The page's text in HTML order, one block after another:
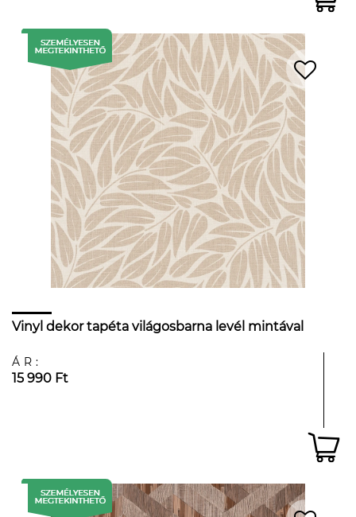
Vinyl dekor tapéta világosbarna levél mintával
ÁR:
15 990 Ft